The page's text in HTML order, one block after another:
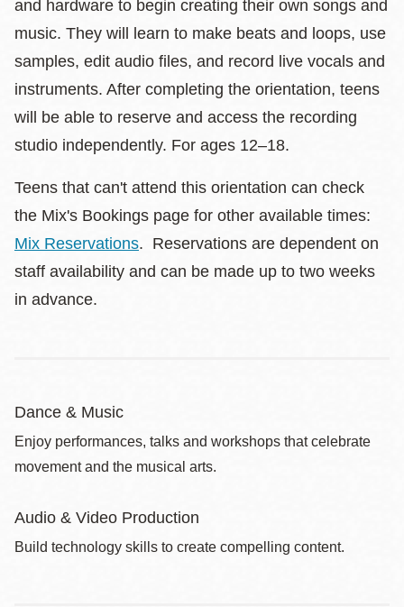
and hardware to begin creating their own songs and
music. They will learn to make beats and loops, use
samples, edit audio files, and record live vocals and
instruments. After completing the orientation, teens
will be able to reserve and access the recording
studio independently. For ages 12–18.
Teens that can't attend this orientation can check
the Mix's Bookings page for other available times:
Mix Reservations. Reservations are dependent on
staff availability and can be made up to two weeks
in advance.
Dance & Music
Enjoy performances, talks and workshops that celebrate
movement and the musical arts.
Audio & Video Production
Build technology skills to create compelling content.